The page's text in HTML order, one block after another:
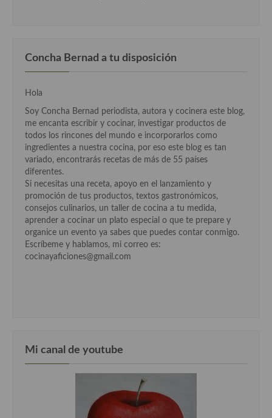
Cocina Navarra
Cocina Riojana
Cocina Valenciana
Cocina Vasca
Cocina Europea
Cocina Alemana
Cocina Austriaca
Cocina Belga
Cocina de Polonia
Concha Bernad a tu disposición
Hola
Soy Concha Bernad periodista, autora y cocinera este blog,
me encanta escribir y cocinar, investigar productos de
todos los rincones del mundo e incorporarlos como
ingredientes a nuestra cocina, por eso este blog es tan
variado, encontrarás recetas de más de 55 países
diferentes.
Si necesitas una receta, apoyo en el lanzamiento y
promoción de tus productos, textos gastronómicos,
consejos culinarios, un taller de cocina a tu medida,
aprender a cocinar un plato especial o que te prepare y
organice un evento ya sabes que puedes contar conmigo.
Escríbeme y hablamos, mi correo es:
cocinayaficiones@gmail.com
Mi canal de youtube